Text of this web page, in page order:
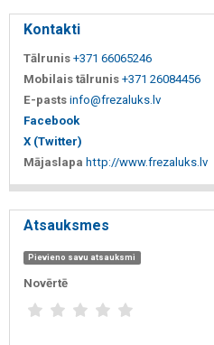
Kontakti
Tālrunis +371 66065246
Mobilais tālrunis +371 26084456
E-pasts info@frezaluks.lv
Facebook
X (Twitter)
Mājaslapa http://www.frezaluks.lv
Atsauksmes
Pievieno savu atsauksmi
Novērtē